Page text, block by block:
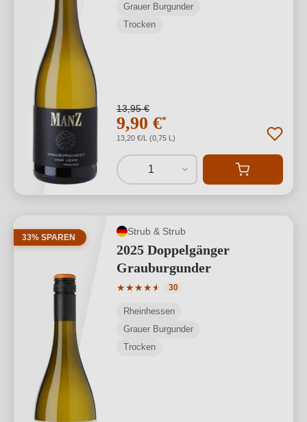
Grauer Burgunder
Trocken
13,95 €
9,90 €*
13,20 €/L (0,75 L)
1
33% SPAREN
Strub & Strub
2025 Doppelgänger
Grauburgunder
★★★★★
★
Durchschnittliche Bewertung von 4.73
30
Rheinhessen
Grauer Burgunder
Trocken